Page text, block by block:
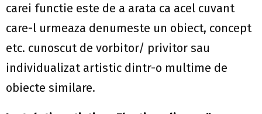
carei functie este de a arata ca acel cuvant
care-l urmeaza denumeste un obiect, concept
etc. cunoscut de vorbitor/ privitor sau
individualizat artistic dintr-o multime de
obiecte similare.